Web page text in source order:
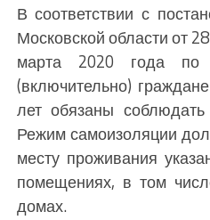
В соответствии с
Московской области от
марта 2020 года
(включительно)
лет обязаны
Режим самоизоляции
месту проживания
помещениях, в том
домах.